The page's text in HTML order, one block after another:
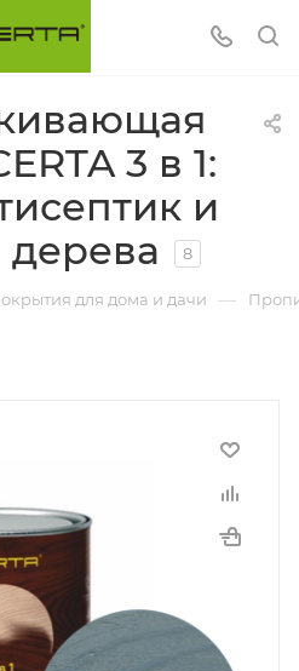
3 в 1:
и
дерева
8
для дома и дачи —